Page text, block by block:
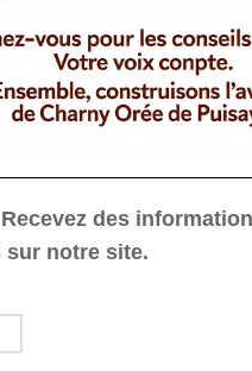
des
sur notre site.